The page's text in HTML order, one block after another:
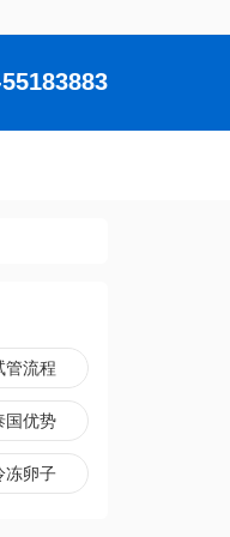
管流程
国优势
冻卵子